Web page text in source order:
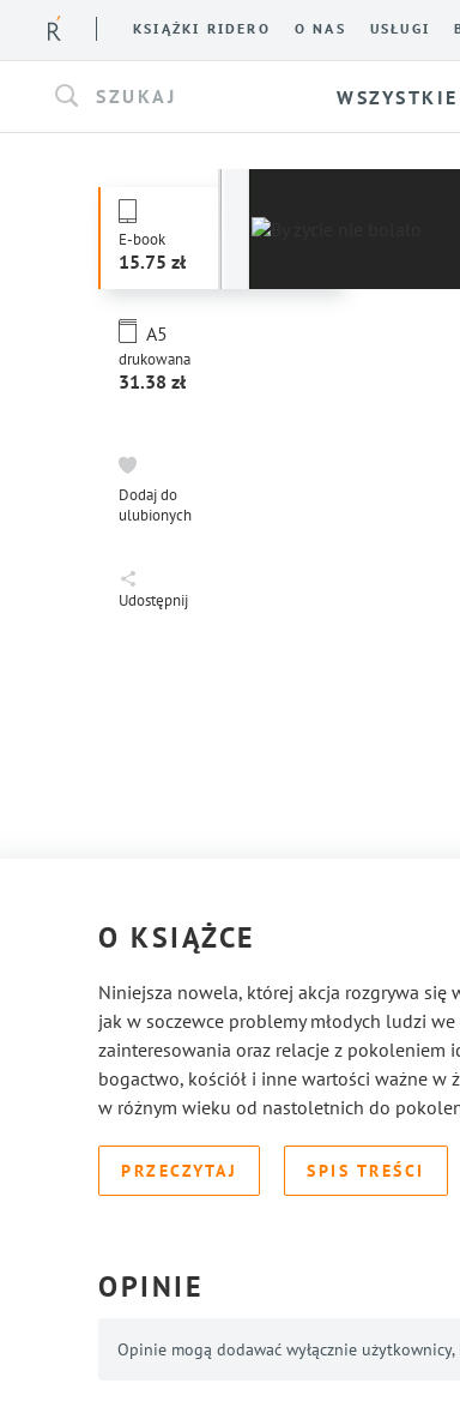
KSIĄŻKI RIDERO O NAS USŁUGI
SZUKAJ
E-book
15.75
drukowana
A5
31.38
Dodaj do
ulubionych
Udostępnij
O KSIĄŻCE
Niniejsza nowela, której akcja rozgrywa się
jak w soczewce problemy młodych ludzi
zainteresowania oraz relacje z pokoleniem
bogactwo, kościół i inne wartości ważne w
w różnym wieku od nastoletnich do
PRZECZYTAJ SPIS TREŚCI
OPINIE
Opinie mogą dodawać wyłącznie